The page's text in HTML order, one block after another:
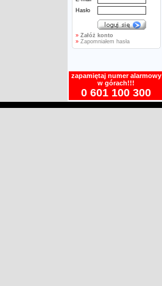
Hasło
» Załóż konto
»Zapomniałem hasła
zapamiętaj numer alarmowy
w górach!!!
0 601 100 300